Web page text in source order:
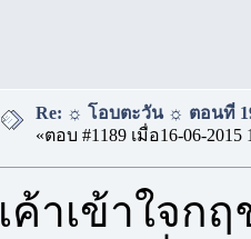
Re: ☼ โอบตะวัน ☼ ตอนที่ 19
«ตอบ #1189 เมื่อ16-06-2015
เค้าเข้าใจก